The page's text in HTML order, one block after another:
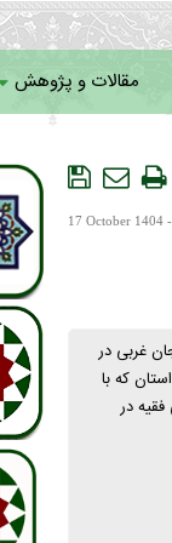
مقالات و پژوهش
17 October 1404
غربی در
نفر از مدیران کل استان که با
در